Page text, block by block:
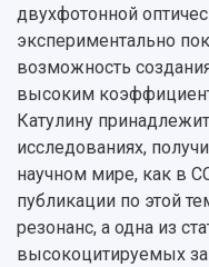
Центр истории
Ботанический сад
Умный дом
Международный
Сведения об
Официальные
двухфотонной
экспериментально
возможность
высоким
Катулину
исследованиях,
научном мире, как в
публикации по этой
резонанс, а одна из
высокоцитируемых за